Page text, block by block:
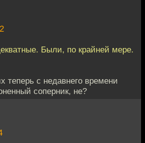
Были, по крайней мере.
с недавнего времени
соперник, не?